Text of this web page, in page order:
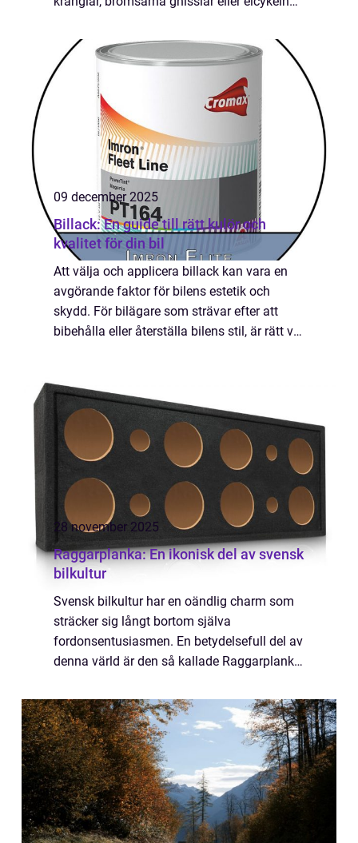
cykelverkstad som kan felsöka och laga på
rätt s...
09 december 2025
Billack: En guide till rätt kulör och
kvalitet för din bil
Att välja och applicera billack kan vara en
avgörande faktor för bilens estetik och
skydd. För bilägare som strävar efter att
bibehålla eller återställa bilens stil, är rätt val
28 november 2025
Raggarplanka: En ikonisk del av svensk
bilkultur
Svensk bilkultur har en oändlig charm som
sträcker sig långt bortom själva
fordonsentusiasmen. En betydelsefull del av
denna värld är den så kallade Raggarplanka.